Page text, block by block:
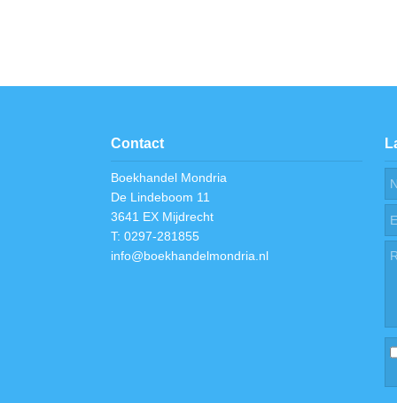
Contact
Boekhandel Mondria
De Lindeboom 11
3641 EX Mijdrecht
T: 0297-281855
info@boekhandelmondria.nl